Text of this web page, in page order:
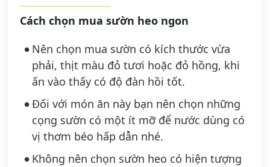
Cách chọn mua sườn heo ngon
Nên chọn mua sườn có kích thước vừa
phải, thịt màu đỏ tươi hoặc đỏ hồng, khi
ấn vào thấy có độ đàn hồi tốt.
Đối với món ăn này bạn nên chọn những
cọng sườn có một ít mỡ để nước dùng có
vị thơm béo hấp dẫn nhé.
Không nên chọn sườn heo có hiện tượng